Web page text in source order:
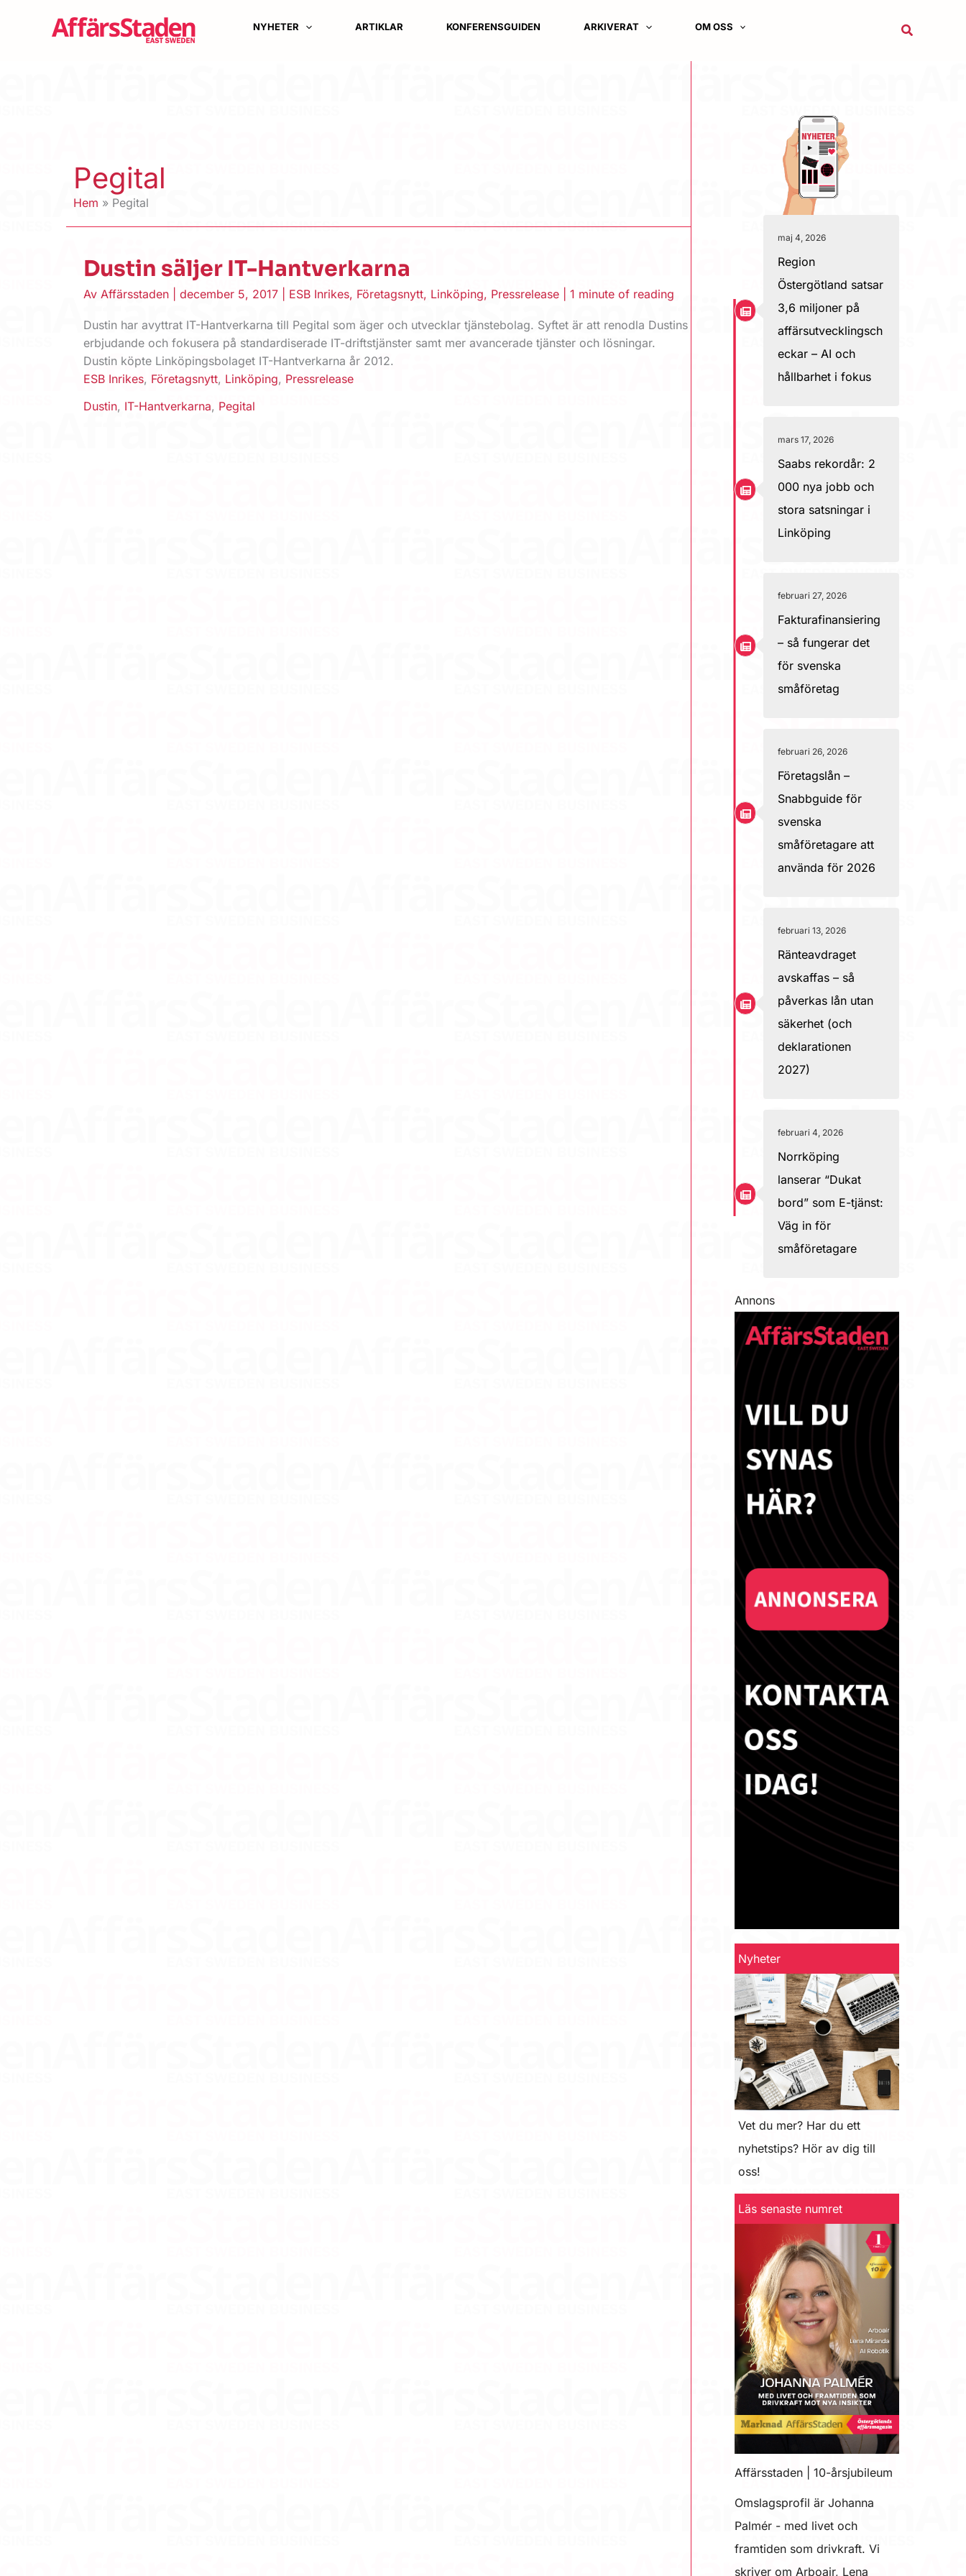
NYHETER ARTIKLAR KONFERENSGUIDEN ARKIVERAT OM OSS Sök
Pegital
Hem Pegital
Dustin säljer IT-Hantverkarna
Av Affärsstaden december 5, 2017 ESB Inrikes, Företagsnytt, Linköping, Pressrelease 1 minute of reading
Dustin har avyttrat IT-Hantverkarna till Pegital som äger och utvecklar tjänstebolag. Syftet är att renodla Dustins
erbjudande och fokusera på standardiserade IT-driftstjänster samt mer avancerade tjänster och lösningar.
Dustin köpte Linköpingsbolaget IT-Hantverkarna år 2012.
ESB Inrikes, Företagsnytt, Linköping, Pressrelease
Dustin, IT-Hantverkarna, Pegital
maj 4, 2026
Region
Östergötland satsar
3,6 miljoner på
affärsutvecklingsch
eckar – AI och
hållbarhet i fokus
mars 17, 2026
Saabs rekordår: 2
000 nya jobb och
stora satsningar i
Linköping
februari 27, 2026
Fakturafinansiering
– så fungerar det
för svenska
småföretag
februari 26, 2026
Företagslån –
Snabbguide för
svenska
småföretagare att
använda för 2026
februari 13, 2026
Ränteavdraget
avskaffas – så
påverkas lån utan
säkerhet (och
deklarationen
2027)
februari 4, 2026
Norrköping
lanserar “Dukat
bord” som E-tjänst:
Väg in för
småföretagare
Annons
Nyheter
Vet du mer? Har du ett
nyhetstips? Hör av dig till
oss!
Läs senaste numret
Affärsstaden | 10-årsjubileum
Omslagsprofil är Johanna
Palmér - med livet och
framtiden som drivkraft. Vi
skriver om Arboair, Lena